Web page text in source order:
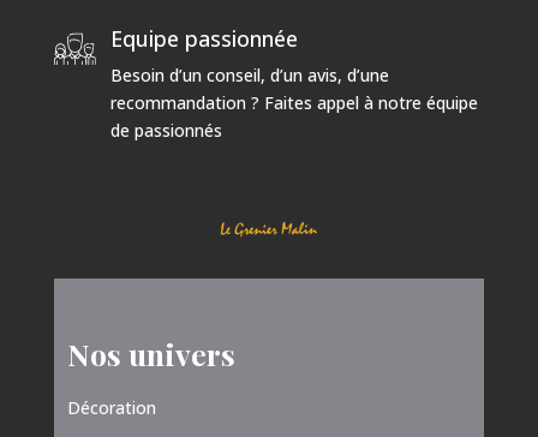
Equipe passionnée
Besoin d’un conseil, d’un avis, d’une
recommandation ? Faites appel à notre équipe
de passionnés
Nos univers
Décoration